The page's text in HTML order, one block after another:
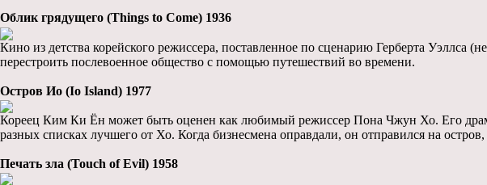
Облик грядущего (Things to Come) 1936
Кино из детства корейского режиссера, поставленное по сценарию Герберта Уэллса
перестроить послевоенное общество с помощью путешествий во времени.
Остров Ио (Io Island) 1977
Кореец Ким Ки Ён может быть оценен как любимый режиссер Пона Чжун Хо. Его
разных списках лучшего от Хо. Когда бизнесмена оправдали, он отправился на
Печать зла (Touch of Evil) 1958